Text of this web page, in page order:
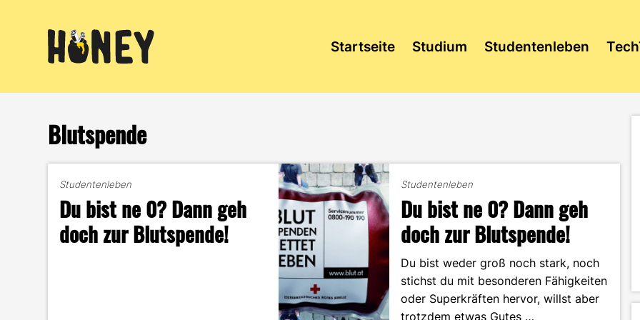
Startseite Studium Studentenleben
Blutspende
Studentenleben
Du bist ne 0? Dann geh
doch zur Blutspende!
Studentenleben
Du bist ne 0? Dann geh
doch zur Blutspende!
Du bist weder groß noch stark, noch
stichst du mit besonderen Fähigkeiten
oder Superkräften hervor, willst aber
trotzdem etwas Gutes …